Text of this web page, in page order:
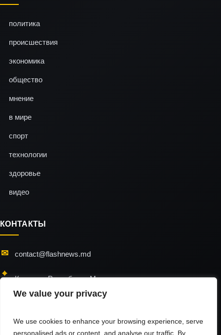
We value your privacy
We use cookies to enhance your browsing experience, serve
personalised ads or content, and analyse our traffic. By
политика
происшествия
экономика
общество
мнение
в мире
спорт
технологии
здоровье
видео
КОНТАКТЫ
contact@flashnews.md
Кишинэу, Республика Молдова